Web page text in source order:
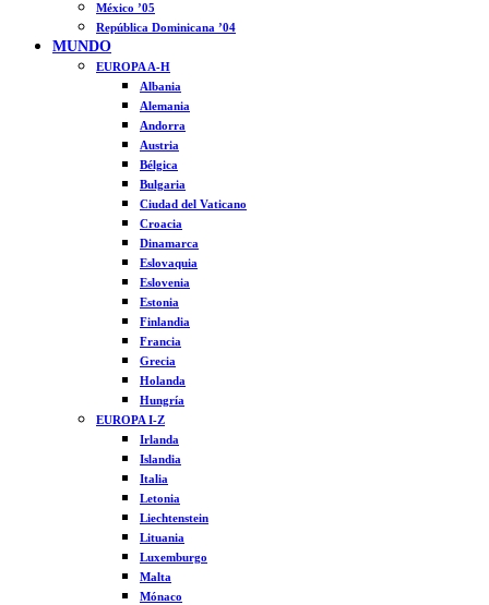
México ’05
República Dominicana ’04
MUNDO
EUROPA A-H
Albania
Alemania
Andorra
Austria
Bélgica
Bulgaria
Ciudad del Vaticano
Croacia
Dinamarca
Eslovaquia
Eslovenia
Estonia
Finlandia
Francia
Grecia
Holanda
Hungría
EUROPA I-Z
Irlanda
Islandia
Italia
Letonia
Liechtenstein
Lituania
Luxemburgo
Malta
Mónaco